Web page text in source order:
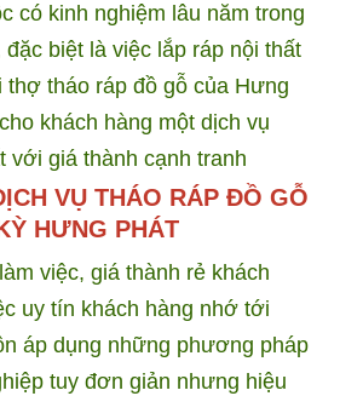
có kinh nghiệm lâu năm trong
biệt là việc lắp ráp nội thất
thợ tháo ráp đồ gỗ của Hưng
khách hàng một dịch vụ
với giá thành cạnh tranh
VỤ THÁO RÁP ĐỒ GỖ
HƯNG PHÁT
việc, giá thành rẻ khách
uy tín khách hàng nhớ tới
áp dụng những phương pháp
tuy đơn giản nhưng hiệu